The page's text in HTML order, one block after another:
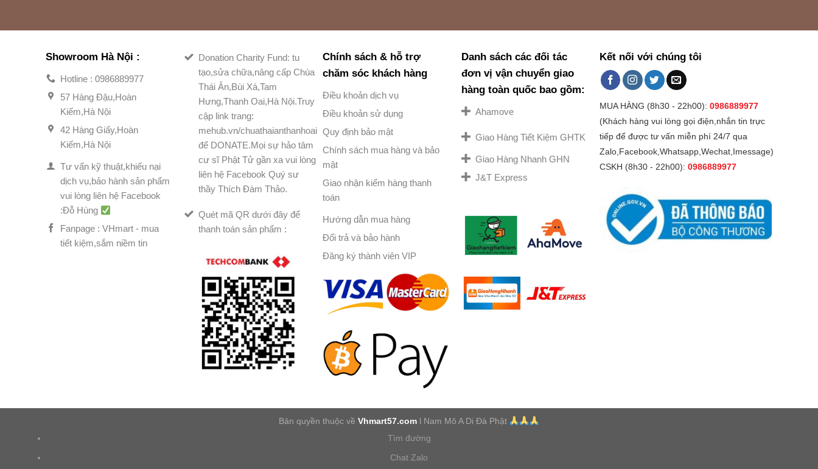
Showroom Hà Nội :
Hotline : 0986889977
57 Hàng Đậu,Hoàn
Kiếm,Hà Nội
42 Hàng Giấy,Hoàn
Kiếm,Hà Nội
Tư vấn kỹ thuật,khiếu nại
dịch vụ,bảo hành sản phẩm
vui lòng liên hệ Facebook
:Đỗ Hùng
Fanpage : VHmart - mua
tiết kiệm,sắm niềm tin
Donation Charity Fund: tu
tạo,sửa chữa,nâng cấp Chùa
Thái Ân,Bùi Xá,Tam
Hưng,Thanh Oai,Hà Nội.Truy
cập link trang:
mehub.vn/chuathaianthanhoai
để DONATE.Mọi sự hảo tâm
cư sĩ Phật Tử gần xa vui lòng
liên hệ Facebook Quý sư
thầy Thích Đàm Thảo.
Quét mã QR dưới đây để
thanh toán sản phẩm :
Chính sách & hỗ trợ
chăm sóc khách hàng
Điều khoản dịch vụ
Điều khoản sử dụng
Quy định bảo mật
Chính sách mua hàng và bảo
mật
Giao nhận kiểm hàng thanh
toán
Hướng dẫn mua hàng
Đổi trả và bảo hành
Đăng ký thành viên VIP
Danh sách các đối tác
đơn vị vận chuyển giao
hàng toàn quốc bao gồm:
Ahamove
Giao Hàng Tiết Kiệm GHTK
Giao Hàng Nhanh GHN
J&T Express
Kết nối với chúng tôi
MUA HÀNG (8h30 - 22h00): 0986889977
(Khách hàng vui lòng gọi điện,nhắn tin trực
tiếp để được tư vấn miễn phí 24/7 qua
Zalo,Facebook,Whatsapp,Wechat,Imessage)
CSKH (8h30 - 22h00): 0986889977
Bản quyền thuộc về Vhmart57.com l Nam Mô A Di Đà Phật
Tìm đường
Chat Zalo